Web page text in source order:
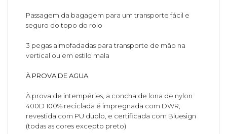
Passagem da bagagem para um transporte fácil e
seguro do topo do rolo
3 pegas almofadadas para transporte de mão na
vertical ou em estilo mala
À PROVA DE AGUA
À prova de intempéries, a concha de lona de nylon
400D 100% reciclada é impregnada com DWR,
revestida com PU duplo, e certificada com Bluesign
(todas as cores excepto preto)